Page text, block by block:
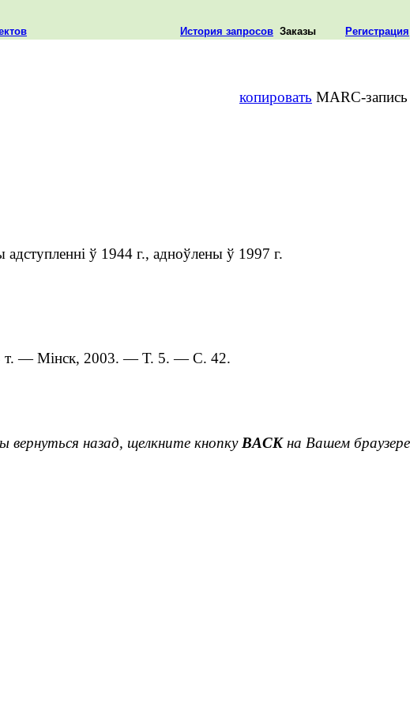
История запросов Заказы Регистрация
копировать MARC-запись
ў 1944 г., адноўлены ў 1997 г.
т. — Мінск, 2003. — Т. 5. — С. 42.
вернуться назад, щелкните кнопку BACKна Вашем браузере